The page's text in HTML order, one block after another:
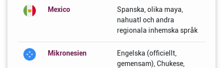
Mexico
Spanska, olika maya,
nahuatl och andra
regionala inhemska språk
Mikronesien
Engelska (officiellt,
gemensam), Chukese,